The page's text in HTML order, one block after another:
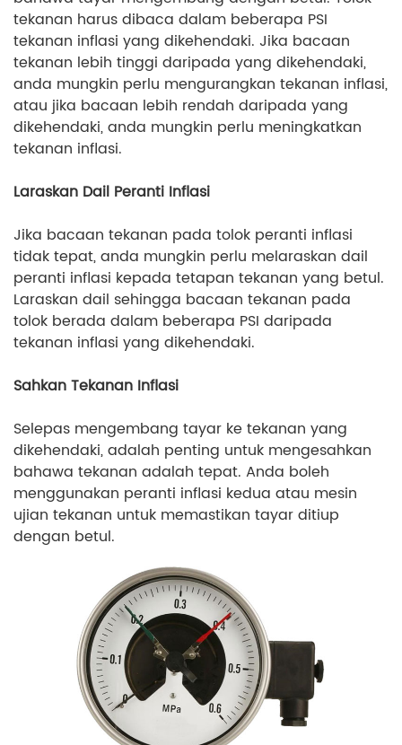
tekanan harus dibaca dalam beberapa PSI
tekanan inflasi yang dikehendaki. Jika bacaan
tekanan lebih tinggi daripada yang dikehendaki,
anda mungkin perlu mengurangkan tekanan inflasi,
atau jika bacaan lebih rendah daripada yang
dikehendaki, anda mungkin perlu meningkatkan
tekanan inflasi.
Laraskan Dail Peranti Inflasi
Jika bacaan tekanan pada tolok peranti inflasi
tidak tepat, anda mungkin perlu melaraskan dail
peranti inflasi kepada tetapan tekanan yang betul.
Laraskan dail sehingga bacaan tekanan pada
tolok berada dalam beberapa PSI daripada
tekanan inflasi yang dikehendaki.
Sahkan Tekanan Inflasi
Selepas mengembang tayar ke tekanan yang
dikehendaki, adalah penting untuk mengesahkan
bahawa tekanan adalah tepat. Anda boleh
menggunakan peranti inflasi kedua atau mesin
ujian tekanan untuk memastikan tayar ditiup
dengan betul.